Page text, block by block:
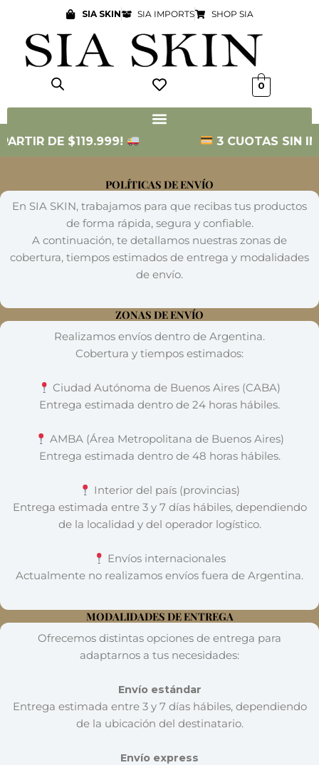
contenido
SIA SKIN SIA IMPORTS SHOP SIA
0
DE $119.999! 3 CUOTAS SIN
POLÍTICAS DE ENVÍO
En SIA SKIN, trabajamos para que recibas tus productos
de forma rápida, segura y confiable.
A continuación, te detallamos nuestras zonas de
cobertura, tiempos estimados de entrega y modalidades
de envío.
ZONAS DE ENVÍO
Realizamos envíos dentro de Argentina.
Cobertura y tiempos estimados:
Ciudad Autónoma de Buenos Aires (CABA)
Entrega estimada dentro de 24 horas hábiles.
AMBA (Área Metropolitana de Buenos Aires)
Entrega estimada dentro de 48 horas hábiles.
Interior del país (provincias)
Entrega estimada entre 3 y 7 días hábiles, dependiendo
de la localidad y del operador logístico.
Envíos internacionales
Actualmente no realizamos envíos fuera de Argentina.
MODALIDADES DE ENTREGA
Ofrecemos distintas opciones de entrega para
adaptarnos a tus necesidades:
Envío estándar
Entrega estimada entre 3 y 7 días hábiles, dependiendo
de la ubicación del destinatario.
Envío express